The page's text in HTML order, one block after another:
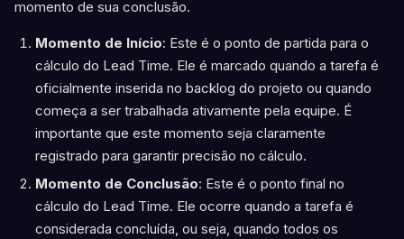
momento de sua conclusão.
Momento de Início: Este é o ponto de partida para o
cálculo do Lead Time. Ele é marcado quando a tarefa é
oficialmente inserida no backlog do projeto ou quando
começa a ser trabalhada ativamente pela equipe. É
importante que este momento seja claramente
registrado para garantir precisão no cálculo.
Momento de Conclusão: Este é o ponto final no
cálculo do Lead Time. Ele ocorre quando a tarefa é
considerada concluída, ou seja, quando todos os